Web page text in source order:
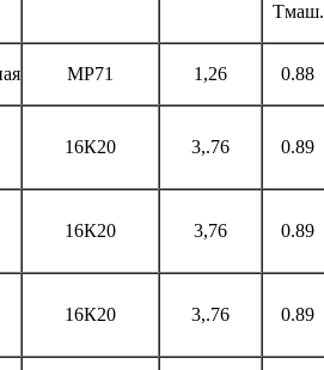
Тмаш.
МР71 1,26 0.88
16К20 3,.76 0.89
16К20 3,76 0.89
16К20 3,.76 0.89